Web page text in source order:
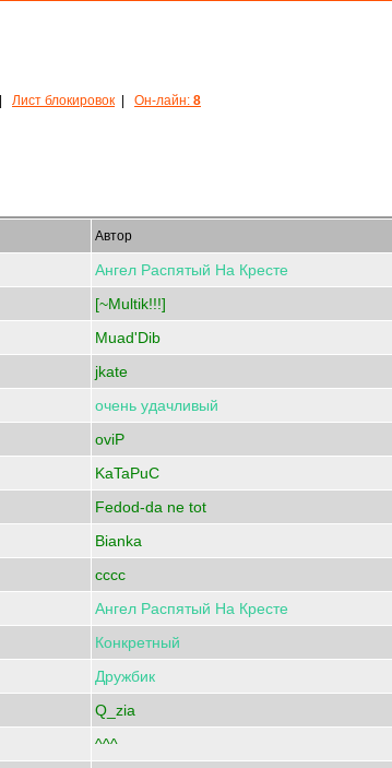
Лист блокировок Он-лайн: 8
Автор
Ангел Распятый На Кресте
[~Multik!!!]
Muad'Dib
jkate
очень удачливый
oviP
KaTaPuC
Fedod-da ne tot
Bianka
cccc
Ангел Распятый На Кресте
Конкретный
Дружбик
Q_zia
^^^